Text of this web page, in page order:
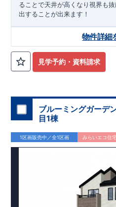
ることで天井が高くなり視界も
出することが出来ます！
見学予約・資料請求
物件詳細
ブルーミングガーデ
目1棟
1区画販売中／全1区画 みらいエコ住